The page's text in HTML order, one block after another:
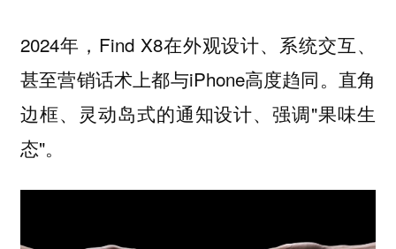
2024年，Find X8在外观设计、系统交互、
甚至营销话术上都与iPhone高度趋同。直角
边框、灵动岛式的通知设计、强调"果味生
态"。